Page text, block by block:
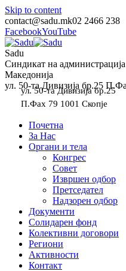
Skip to content
contact@sadu.mk02 2466 238
FacebookYouTube
Sadu
Синдикат на
Македонија
ул. 50-та Дивизија бр.25
ул. 50-та Дивизија бр.25
П.Фах 79 1001 Скопје
Почетна
За Нас
Органи и тела
Конгрес
Совет
Извршен одбор
Претседател
Надзорен одбор
Документи
Солидарен фонд
Колективни договори
Региони
Активности
Контакт